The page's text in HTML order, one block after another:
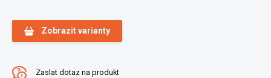
Zobrazit varianty
Zaslat dotaz na produkt